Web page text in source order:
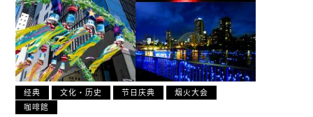
经典 文化・历史 节日庆典
烟火大会
咖啡館